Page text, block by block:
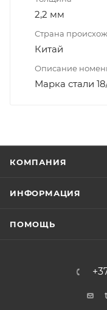
2,2 мм
Страна
Китай
Описание
Марка стали
КОМПАНИЯ
ИНФОРМАЦИЯ
ПОМОЩЬ